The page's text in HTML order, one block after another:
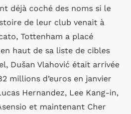
déjà coché des noms si le
de leur club venait à
Tottenham a placé
haut de sa liste de cibles
Dušan Vlahović était arrivée
millions d’euros en janvier
Hernandez, Lee Kang-in,
et maintenant Cher